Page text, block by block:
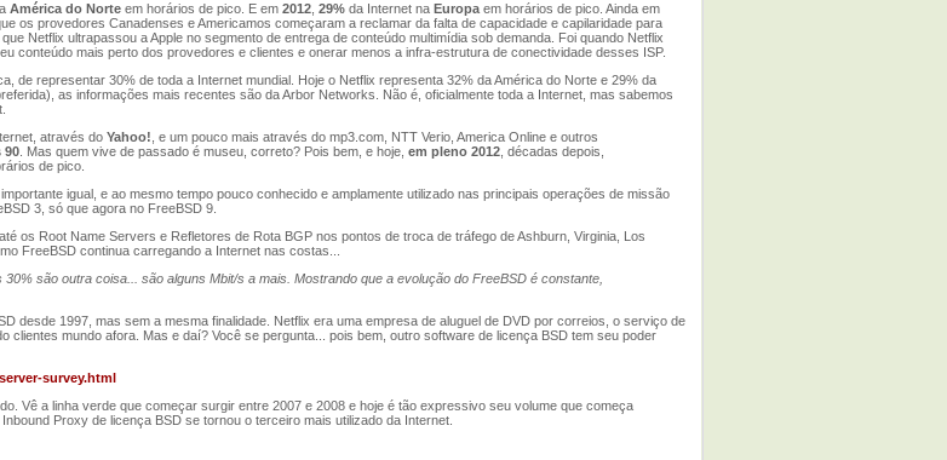
América do Norte em horários de pico. E em 2012 29% da Internet na Europa em horários de pico. Ainda em
os provedores Canadenses e Americamos começaram a reclamar da falta de capacidade e capilaridade para
Netflix ultrapassou a Apple no segmento de entrega de conteúdo multimídia sob demanda. Foi quando Netflix
conteúdo mais perto dos provedores e clientes e onerar menos a infra-estrutura de conectividade desses ISP.
de representar 30% de toda a Internet mundial. Hoje o Netflix representa 32% da América do Norte e 29% da
as informações mais recentes são da Arbor Networks. Não é, oficialmente toda a Internet, mas sabemos
através do Yahoo! , e um pouco mais através do mp3.com, NTT Verio, America Online e outros
90 . Mas quem vive de passado é museu, correto? Pois bem, e hoje, em pleno 2012 , décadas depois,
de pico.
igual, e ao mesmo tempo pouco conhecido e amplamente utilizado nas principais operações de missão
3, só que agora no FreeBSD 9.
os Root Name Servers e Refletores de Rota BGP nos pontos de troca de tráfego de Ashburn, Virginia, Los
FreeBSD continua carregando a Internet nas costas...
são outra coisa... são alguns Mbit/s a mais. Mostrando que a evolução do FreeBSD é constante,
desde 1997, mas sem a mesma finalidade. Netflix era uma empresa de aluguel de DVD por correios, o serviço de
mundo afora. Mas e daí? Você se pergunta... pois bem, outro software de licença BSD tem seu poder
survey.html
Vê a linha verde que começar surgir entre 2007 e 2008 e hoje é tão expressivo seu volume que começa
Proxy de licença BSD se tornou o terceiro mais utilizado da Internet.